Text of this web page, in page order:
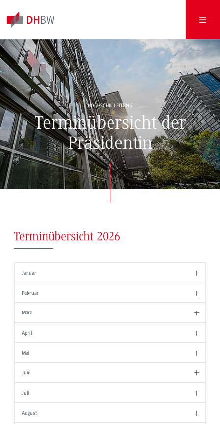
HOCHSCHULLEITUNG
Terminübersicht der
Präsidentin
Terminübersicht 2026
Januar
Februar
März
April
Mai
Juni
Juli
August